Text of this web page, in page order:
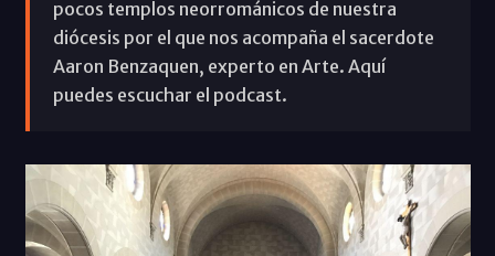
pocos templos neorrománicos de nuestra
diócesis por el que nos acompaña el sacerdote
Aaron Benzaquen, experto en Arte. Aquí
puedes escuchar el podcast.